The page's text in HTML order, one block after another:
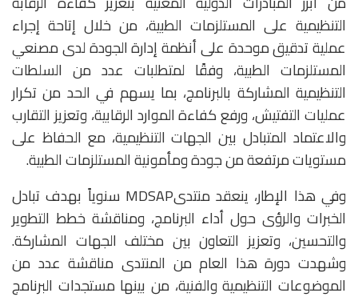
التنظيمية على المستلزمات الطبية، من خلال إتاحة إجراء
عملية تدقيق موحدة على أنظمة إدارة الجودة لدى مصنعي
المستلزمات الطبية، وفقًا لمتطلبات عدد من السلطات
التنظيمية المشاركة بالبرنامج، بما يسهم في الحد من تكرار
عمليات التفتيش، ورفع كفاءة الموارد الرقابية، وتعزيز التقارب
والاعتماد المتبادل بين الجهات التنظيمية، مع الحفاظ على
مستويات مرتفعة من جودة ومأمونية المستلزمات الطبية.
وفي هذا الإطار، ينعقد منتدىMDSAP سنوياً بهدف تبادل
الخبرات والرؤى حول أداء البرنامج، ومناقشة خطط التطوير
والتحسين، وتعزيز التعاون بين مختلف الجهات المشاركة.
وشهدت دورة هذا العام من المنتدى مناقشة عدد من
الموضوعات التنظيمية والفنية، من بينها مستجدات البرنامج